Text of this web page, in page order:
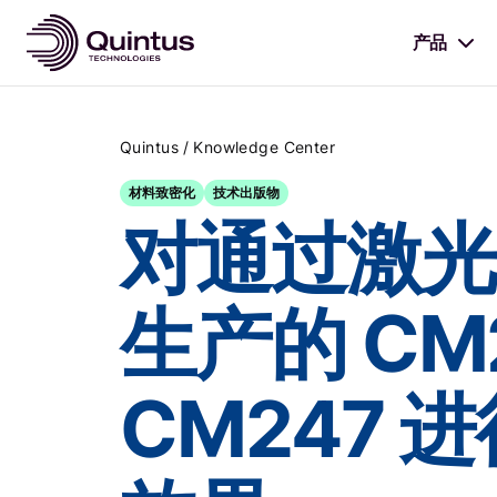
产品
Quintus / Knowledge Center
材料致密化 技术出版物
对通过激
生产的
CM247 进